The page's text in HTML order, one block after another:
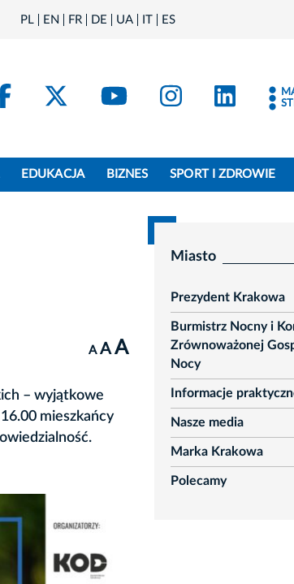
PL EN FR DE UA IT ES
FacebookKraków - X
Kraków -Kraków -
EDUKACJA BIZNES SPORT I ZDROWIE
A A A
– wyjątkowe
mieszkańcy
Miasto
Prezydent Krakowa
rozwiń
Burmistrz Nocny i
Zrównoważonej
Nocy
rozwiń
Informacje
rozwiń
Nasze media
rozwiń
Marka Krakowa
Polecamy
rozwiń